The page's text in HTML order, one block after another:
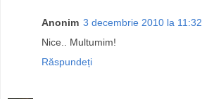
Anonim 3 decembrie 2010 la 11:32
Nice.. Multumim!
Răspundeți